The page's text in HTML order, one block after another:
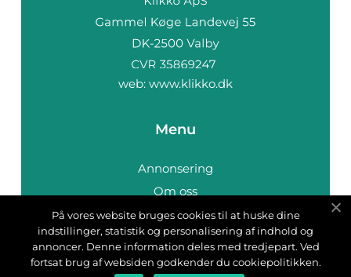
web: www.klikko.dk
Menu
Annonsering
Om oss
Cookies
Kontakta oss
Sitemap
På vores website bruges cookies til at huske dine
indstillinger, statistik og personalisering af indhold og
annoncer. Denne information deles med tredjepart. Ved
fortsat brug af websiden godkender du cookiepolitikken.